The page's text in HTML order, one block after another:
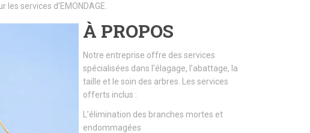
services d’EMONDAGE.
À PROPOS
Notre entreprise offre des services
spécialisées dans l’élagage, l’abattage, la
taille et le soin des arbres. Les services
offerts inclus :
L’élimination des branches mortes et
endommagées